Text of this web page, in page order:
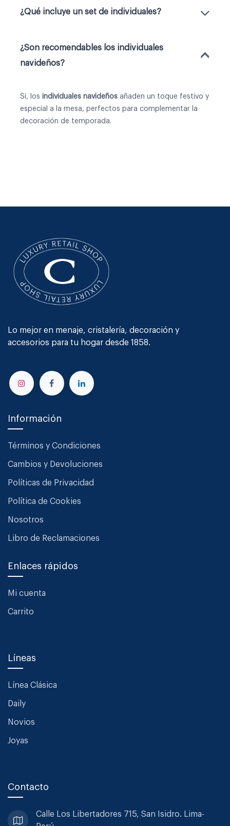
¿Qué incluye un set de individuales?
¿Son recomendables los individuales
navideños?
Sí, los individuales navideños añaden un toque festivo y
especial a la mesa, perfectos para complementar la
decoración de temporada.
Lo mejor en menaje, cristalería, decoración y
accesorios para tu hogar desde 1858.
Información
Términos y Condiciones
Cambios y Devoluciones
Políticas de Privacidad
Política de Cookies
Nosotros
Libro de Reclamaciones
Enlaces rápidos
Mi cuenta
Carrito
Líneas
Línea Clásica
Daily
Novios
Joyas
Contacto
Calle Los Libertadores 715, San Isidro. Lima-